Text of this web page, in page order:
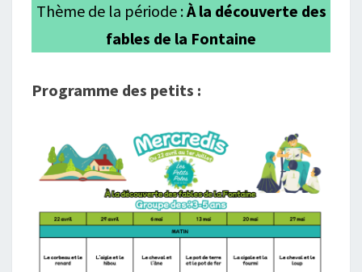
Thème de la période :À la découverte des
fables de la Fontaine
Programme des petits :